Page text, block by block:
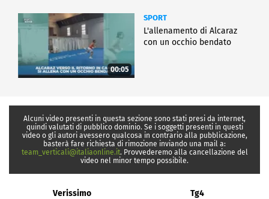
00:05
SPORT
L'allenamento di Alcaraz
con un occhio bendato
Alcuni video presenti in questa sezione sono stati presi da internet,
quindi valutati di pubblico dominio. Se i soggetti presenti in questi
video o gli autori avessero qualcosa in contrario alla pubblicazione,
basterà fare richiesta di rimozione inviando una mail a:
team_verticali@italiaonline.it. Provvederemo alla cancellazione del
video nel minor tempo possibile.
Verissimo Tg4